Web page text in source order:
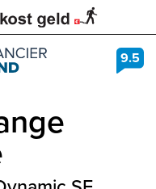
9.5